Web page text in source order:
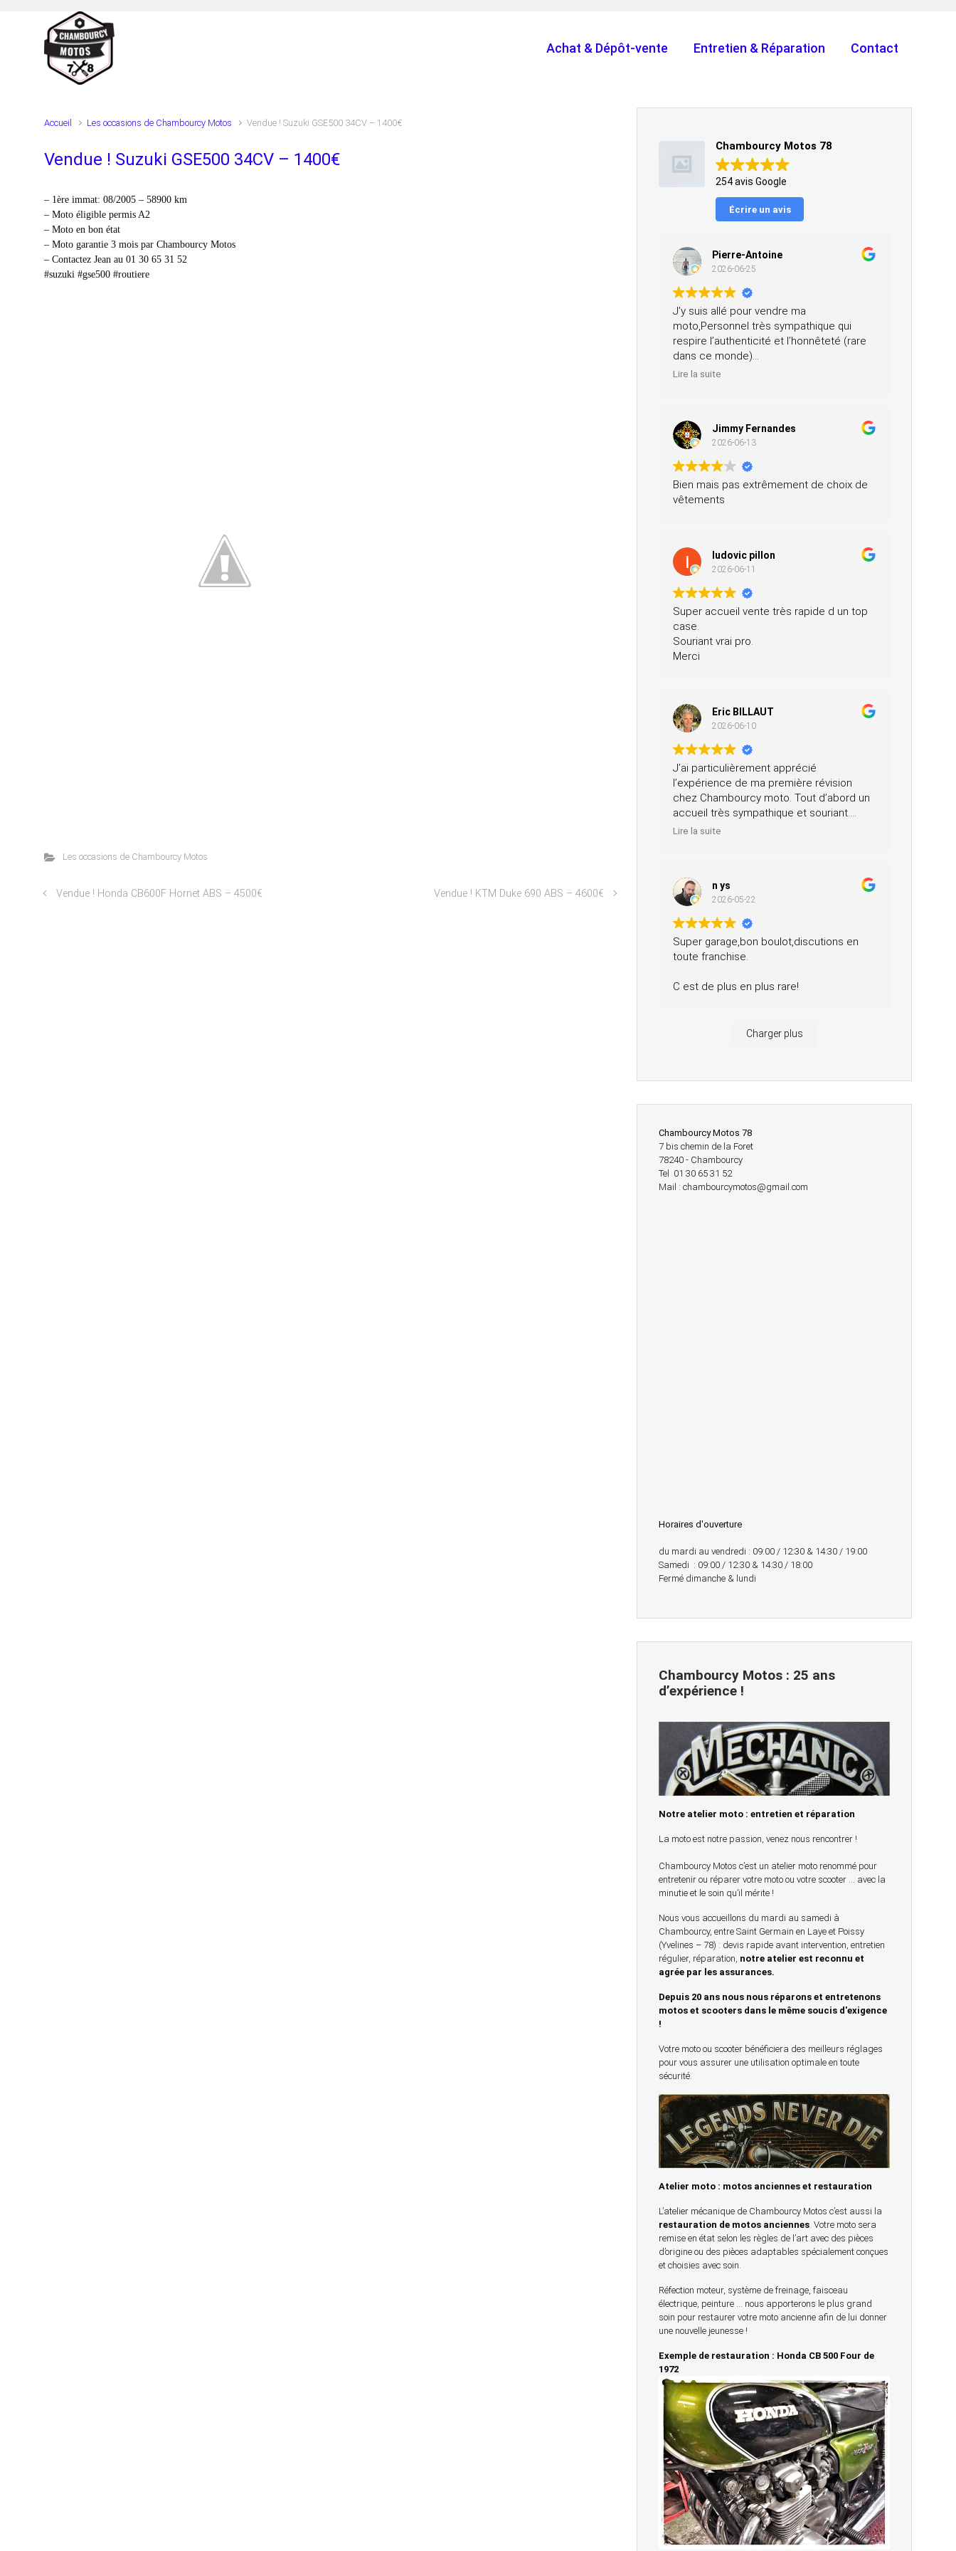
Skip to main content
Achat & Dépôt-vente Entretien & Réparation Contact
Accueil Les occasions de Chambourcy Motos Vendue ! Suzuki GSE500 34CV – 1400€
Vendue ! Suzuki GSE500 34CV – 1400€
– 1ère immat: 08/2005 – 58900 km
– Moto éligible permis A2
– Moto en bon état
– Moto garantie 3 mois par Chambourcy Motos
– Contactez Jean au 01 30 65 31 52
#suzuki #gse500 #routiere
Les occasions de Chambourcy Motos
Vendue ! Honda CB600F Hornet ABS – 4500€ Vendue ! KTM Duke 690 ABS – 4600€
Chambourcy Motos 78
254 avis Google
Écrire un avis
Pierre-Antoine
2026-06-25
J’y suis allé pour vendre ma
moto,Personnel très sympathique qui
respire l’authenticité et l’honnêteté (rare
dans ce monde)
Merci pour votre professionnalisme, je
Lire la suite
Jimmy Fernandes
2026-06-13
Bien mais pas extrêmement de choix de
vêtements
ludovic pillon
2026-06-11
Super accueil vente très rapide d un top
case.
Souriant vrai pro.
Merci
Eric BILLAUT
2026-06-10
J’ai particulièrement apprécié
l’expérience de ma première révision
chez Chambourcy moto. Tout d’abord un
accueil très sympathique et souriant.
Ensuite, ils m’ont prêté une moto pendant
%.
Lire la suite
n ys
2026-05-22
Super garage,bon boulot,discutions en
toute franchise.
C est de plus en plus rare!
Charger plus
Chambourcy Motos 78
7 bis chemin de la Foret
78240 - Chambourcy
Tel 01 30 65 31 52
Mail : chambourcymotos@gmail.com
Horaires d'ouverture
du mardi au vendredi : 09:00 / 12:30 & 14:30 / 19:00
Samedi : 09:00 / 12:30 & 14:30 / 18:00
Fermé dimanche & lundi
Chambourcy Motos : 25 ans
d’expérience !
Notre atelier moto : entretien et réparation
La moto est notre passion, venez nous rencontrer !
Chambourcy Motos c’est un atelier moto renommé pour
entretenir ou réparer votre moto ou votre scooter … avec la
minutie et le soin qu’il mérite !
Nous vous accueillons du mardi au samedi à
Chambourcy, entre Saint Germain en Laye et Poissy
(Yvelines – 78) : devis rapide avant intervention, entretien
régulier, réparation, notre atelier est reconnu et
agrée par les assurances.
Depuis 20 ans nous nous réparons et entretenons
motos et scooters dans le même soucis d'exigence
!
Votre moto ou scooter bénéficiera des meilleurs réglages
pour vous assurer une utilisation optimale en toute
sécurité.
Atelier moto : motos anciennes et restauration
L’atelier mécanique de Chambourcy Motos c’est aussi la
restauration de motos anciennes. Votre moto sera
remise en état selon les règles de l’art avec des pièces
d’origine ou des pièces adaptables spécialement conçues
et choisies avec soin.
Réfection moteur, système de freinage, faisceau
électrique, peinture … nous apporterons le plus grand
soin pour restaurer votre moto ancienne afin de lui donner
une nouvelle jeunesse !
Exemple de restauration : Honda CB 500 Four de
1972